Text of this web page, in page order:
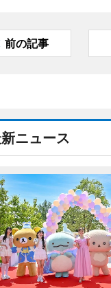
前の記事
ニュース